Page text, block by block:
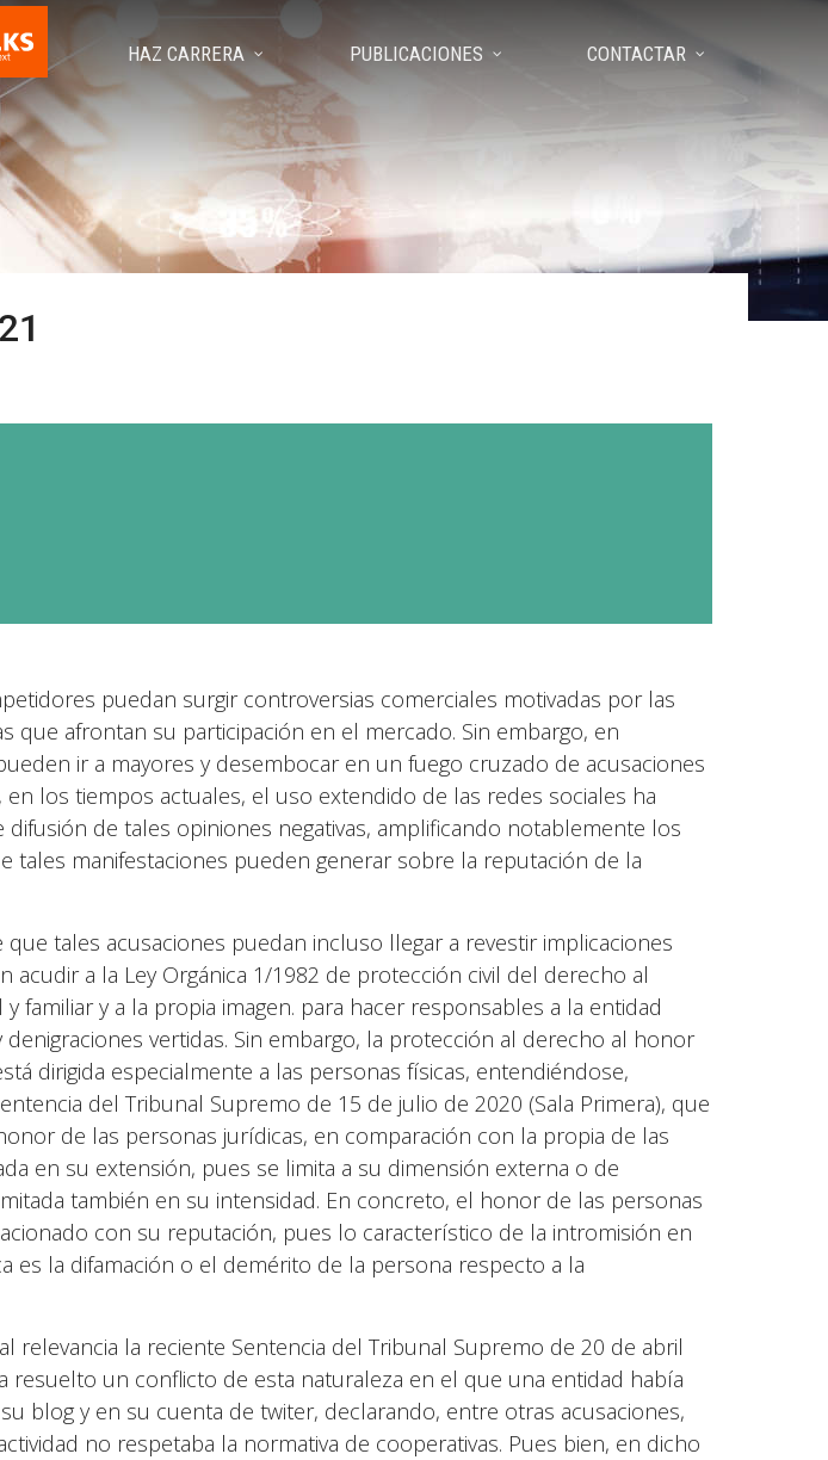
HAZ CARRERA PUBLICACIONES CONTACTAR
puedan surgir controversias comerciales motivadas por las
que afrontan su participación en el mercado. Sin embargo, en
ir a mayores y desembocar en un fuego cruzado de acusaciones
en los tiempos actuales, el uso extendido de las redes sociales ha
difusión de tales opiniones negativas, amplificando notablemente los
tales manifestaciones pueden generar sobre la reputación de la
que tales acusaciones puedan incluso llegar a revestir implicaciones
acudir a la Ley Orgánica 1/1982 de protección civil del derecho al
familiar y a la propia imagen. para hacer responsables a la entidad
denigraciones vertidas. Sin embargo, la protección al derecho al honor
dirigida especialmente a las personas físicas, entendiéndose,
del Tribunal Supremo de 15 de julio de 2020 (Sala Primera), que
de las personas jurídicas, en comparación con la propia de las
en su extensión, pues se limita a su dimensión externa o de
también en su intensidad. En concreto, el honor de las personas
con su reputación, pues lo característico de la intromisión en
es la difamación o el demérito de la persona respecto a la
relevancia la reciente Sentencia del Tribunal Supremo de 20 de abril
resuelto un conflicto de esta naturaleza en el que una entidad había
blog y en su cuenta de twiter, declarando, entre otras acusaciones,
no respetaba la normativa de cooperativas. Pues bien, en dicho